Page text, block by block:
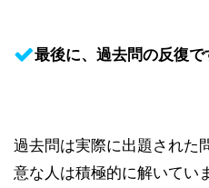
最後に、過去問の反復で
過去問は実際に出題された
意な人は積極的に解いてい